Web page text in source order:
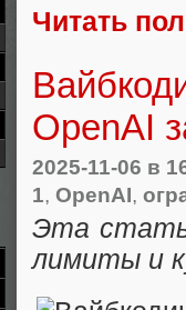
Читать
OpenAI
2025-11-06 в
1, OpenAI,
Эта
лимиты и